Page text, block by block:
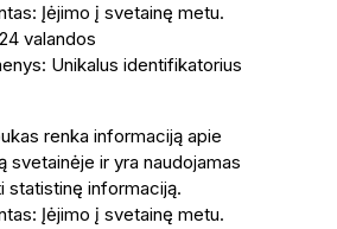
Įėjimo į svetainę metu.
valandos
Unikalus identifikatorius
renka informaciją apie
svetainėje ir yra naudojamas
statistinę informaciją.
Įėjimo į svetainę metu.